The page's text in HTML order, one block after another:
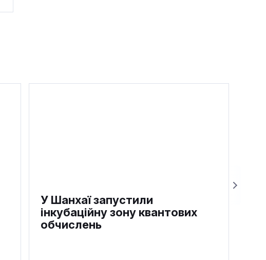
У Шанхаї запустили
інкубаційну зону квантових
обчислень